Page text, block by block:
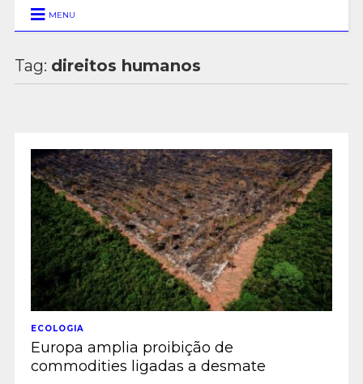
MENU
Tag: direitos humanos
ECOLOGIA
Europa amplia proibição de
commodities ligadas a desmate